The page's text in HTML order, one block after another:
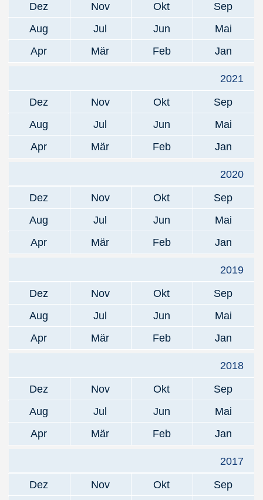
Dez
Nov Okt
Sep
Aug
Jul Jun
Mai
Apr
Mär Feb Jan
2021
Dez
Nov Okt
Sep
Aug
Jul Jun
Mai
Apr
Mär Feb Jan
2020
Dez
Nov Okt
Sep
Aug
Jul Jun
Mai
Apr
Mär Feb Jan
2019
Dez
Nov Okt
Sep
Aug
Jul Jun
Mai
Apr
Mär Feb Jan
2018
Dez
Nov Okt
Sep
Aug
Jul Jun
Mai
Apr
Mär Feb Jan
2017
Dez
Nov Okt
Sep